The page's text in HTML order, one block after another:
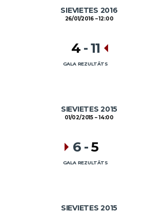
SIEVIETES 2016
26/01/2016 12:00
4 -11
GALA REZULTĀTS
SIEVIETES 2015
01/02/2015 14:00
6 -5
GALA REZULTĀTS
SIEVIETES 2015